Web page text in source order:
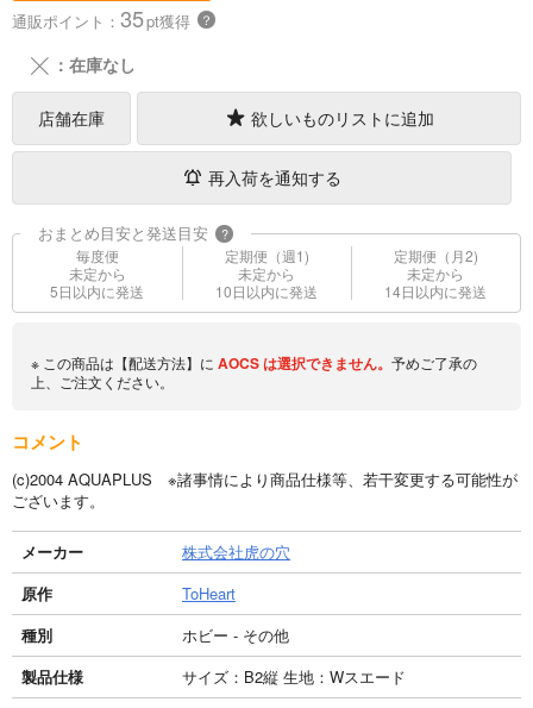
通販ポイント： 35pt獲得 ？
╳ ：在庫なし
店舗在庫 欲しいものリストに追加
再入荷を通知する
おまとめ目安と発送目安 ?
毎度便
未定から
5日以内に発送
定期便（週1)
未定から
10日以内に発送
定期便（月2)
未定から
14日以内に発送
※ この商品は【配送方法】に AOCSは選択できません。 予めご了承の
上、ご注文ください。
コメント
(c)2004 AQUAPLUS ※諸事情により商品仕様等、若干変更する可能性が
ございます。
メーカー
株式会社虎の穴
原作
ToHeart
種別
ホビー - その他
製品仕様
サイズ：B2縦 生地：Wスエード